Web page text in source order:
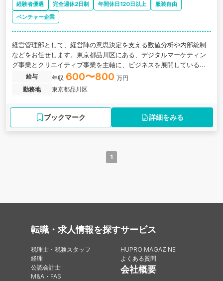
経験者優遇 完全週休2日制 年間休日120日以上
服装自由
ベンチャー企業
経営管理部として、経営陣の意思決定を支える数値分析や内部統制
などをお任せします。東京都品川区にある、デジタルマーケティン
グ事業とクリエイティブ事業を主軸に、ビジネスを展開しているベ
ンチャー企業の求人です。
給与 年収 600〜800 万円
勤務地
東京都品川区
ブックマーク 詳細をみる
1
転職・求人情報を探す
税理士・税務スタッフ
経理
公認会計士
M&A・FAS
サービス
HUPRO MAGAZINE
よくある質問
会社概要